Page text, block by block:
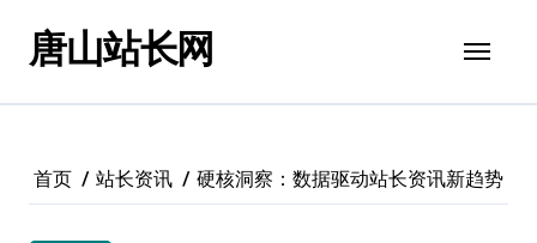
唐山站长网
首页 站长资讯 硬核洞察：数据驱动站长资讯新趋势